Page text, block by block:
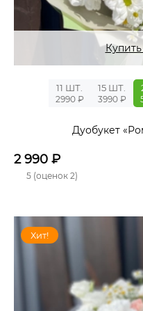
11 ШТ.
2990 ₽
15 ШТ.
3990 ₽
Дуобукет
2 990 ₽
5 (оценок 2)
Хит!